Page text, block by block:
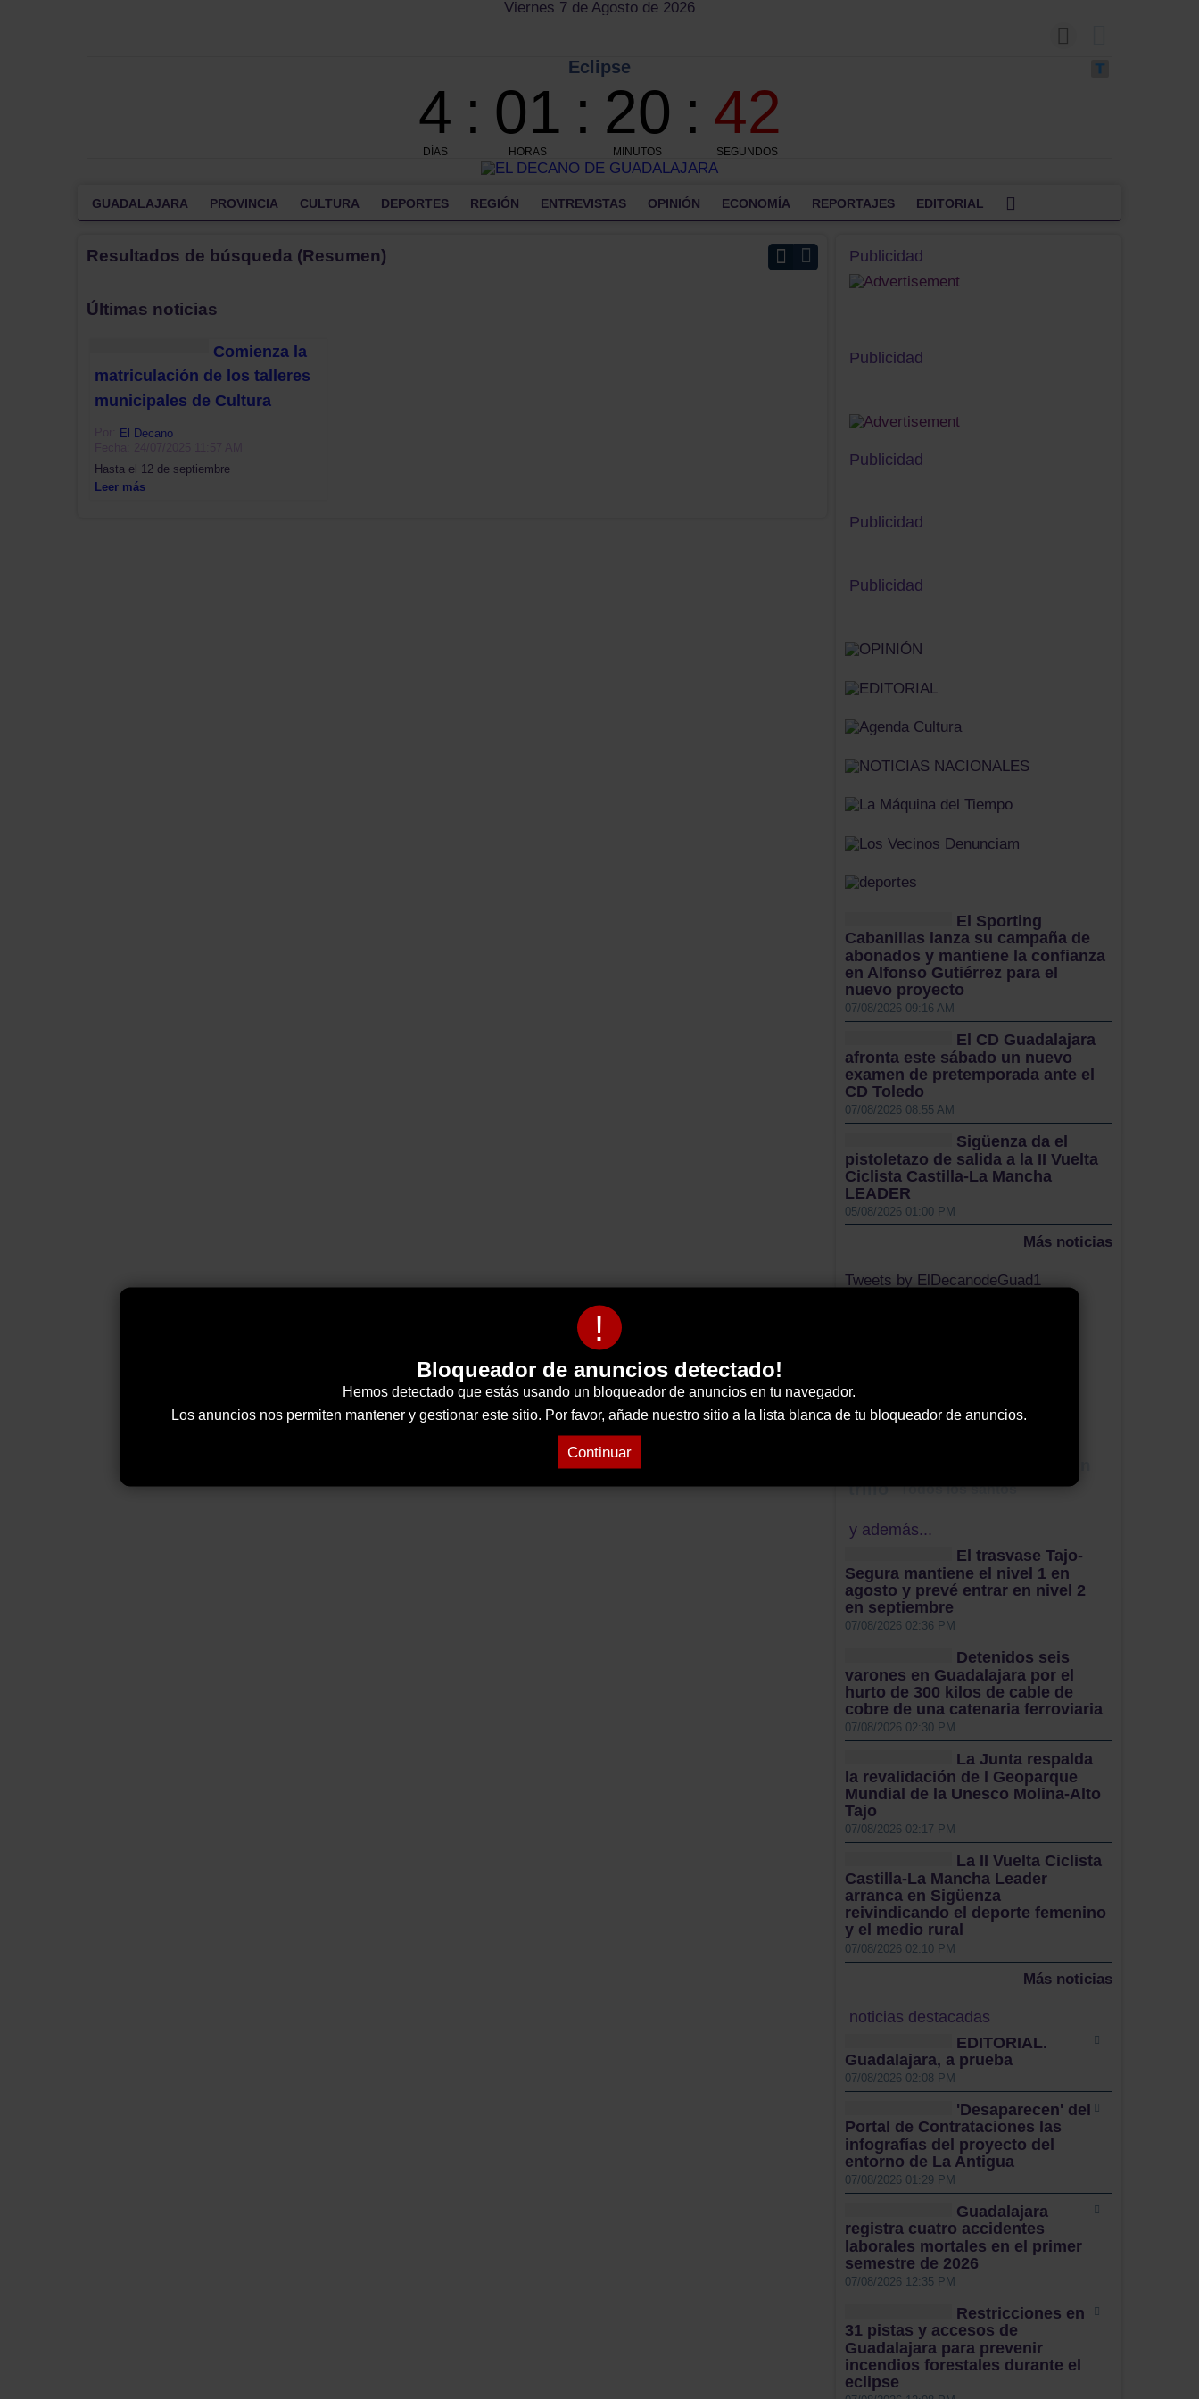
!
Bloqueador de anuncios detectado!
Hemos detectado que estás usando un bloqueador de anuncios en tu navegador.
Los anuncios nos permiten mantener y gestionar este sitio. Por favor, añade nuestro sitio a la lista blanca de tu bloqueador de anuncios.
Continuar
Viernes 7 de Agosto de 2026
GUADALAJARA PROVINCIA CULTURA DEPORTES REGIÓN ENTREVISTAS OPINIÓN ECONOMÍA REPORTAJES EDITORIAL
Resultados de búsqueda (Resumen)
Últimas noticias
Comienza la
matriculación de los talleres
municipales de Cultura
El Decano
Hasta el 12 de septiembre
Leer más
Publicidad
Publicidad
Publicidad
Publicidad
Publicidad
El Sporting
Cabanillas lanza su campaña de
abonados y mantiene la confianza
en Alfonso Gutiérrez para el
nuevo proyecto
07/08/2026 09:16 AM
El CD Guadalajara
afronta este sábado un nuevo
examen de pretemporada ante el
CD Toledo
07/08/2026 08:55 AM
Sigüenza da el
pistoletazo de salida a la II Vuelta
Ciclista Castilla-La Mancha
LEADER
05/08/2026 01:00 PM
Más noticias
Tweets by ElDecanodeGuad1
diputación
Laura Galán peñalén
trillo Todos los santos
y además...
El trasvase Tajo-
Segura mantiene el nivel 1 en
agosto y prevé entrar en nivel 2
en septiembre
07/08/2026 02:36 PM
Detenidos seis
varones en Guadalajara por el
hurto de 300 kilos de cable de
cobre de una catenaria ferroviaria
07/08/2026 02:30 PM
La Junta respalda
la revalidación de l Geoparque
Mundial de la Unesco Molina-Alto
Tajo
07/08/2026 02:17 PM
La II Vuelta Ciclista
Castilla-La Mancha Leader
arranca en Sigüenza
reivindicando el deporte femenino
y el medio rural
07/08/2026 02:10 PM
Más noticias
noticias destacadas
EDITORIAL.
Guadalajara, a prueba
07/08/2026 02:08 PM
'Desaparecen' del
Portal de Contrataciones las
infografías del proyecto del
entorno de La Antigua
07/08/2026 01:29 PM
Guadalajara
registra cuatro accidentes
laborales mortales en el primer
semestre de 2026
07/08/2026 12:35 PM
Restricciones en
31 pistas y accesos de
Guadalajara para prevenir
incendios forestales durante el
eclipse